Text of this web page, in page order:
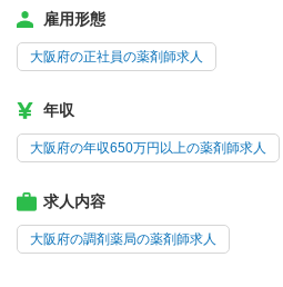
雇用形態
大阪府の正社員の薬剤師求人
年収
大阪府の年収650万円以上の薬剤師求人
求人内容
大阪府の調剤薬局の薬剤師求人